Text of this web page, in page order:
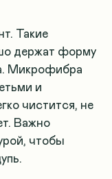
Такие
держат форму
Микрофибра
и
чистится, не
Важно
чтобы